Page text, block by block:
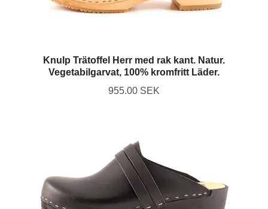
Knulp Trätoffel Herr med rak kant. Natur.
Vegetabilgarvat, 100% kromfritt Läder.
955.00 SEK